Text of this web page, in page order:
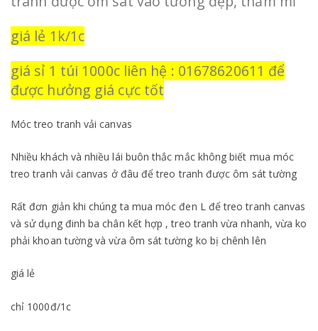
giá lẻ 1k/1c
giá sỉ 1 túi 1000c liên hệ : 01678620611 để
được hưởng giá cực tốt
Móc treo tranh vải canvas
Nhiều khách và nhiều lái buôn thắc mắc không biết mua móc
treo tranh vải canvas ở đâu để treo tranh được ôm sát tường
Rất đơn giản khi chúng ta mua móc đen L để treo tranh canvas
và sử dụng đinh ba chân kết hợp , treo tranh vừa nhanh, vừa ko
phải khoan tường và vừa ôm sát tường ko bị chênh lên
giá lẻ
chỉ 1000đ/1c